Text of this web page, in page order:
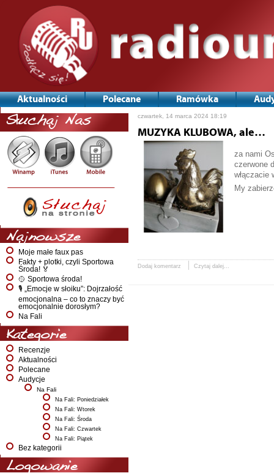
Aktualności Polecane Ramówka
Słuchaj Nas
Najnowsze
Moje małe faux pas
Fakty + plotki, czyli Sportowa
Środa! 🏅
🥎 Sportowa środa!
🎙️ „Emocje w słoiku”: Dojrzałość
emocjonalna – co to znaczy być
emocjonalnie dorosłym?
Na Fali
Kategorie
Recenzje
Aktualności
Polecane
Audycje
Na Fali
Na Fali: Poniedziałek
Na Fali: Wtorek
Na Fali: Środa
Na Fali: Czwartek
Na Fali: Piątek
Bez kategorii
Logowanie
czwartek, 14 marca 2024 18:19
MUZYKA KLUBOWA, ale…
za nami
czerwone
włączacie
My
Dodaj komentarz Czytaj dalej...